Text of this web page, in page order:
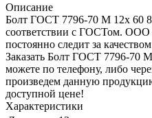
Описание
Болт ГОСТ 7796-70 M 12x 60
соответствии с ГОСТом. ООО
постоянно следит за
Заказать Болт ГОСТ 7796-70
можете по телефону, либо
произведем данную
доступной цене!
Характеристики